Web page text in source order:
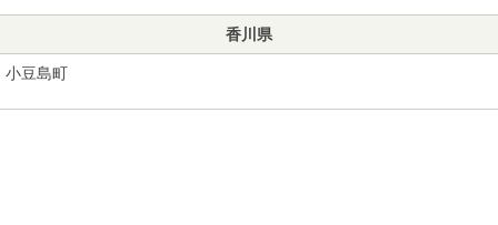
香川県
小豆島町